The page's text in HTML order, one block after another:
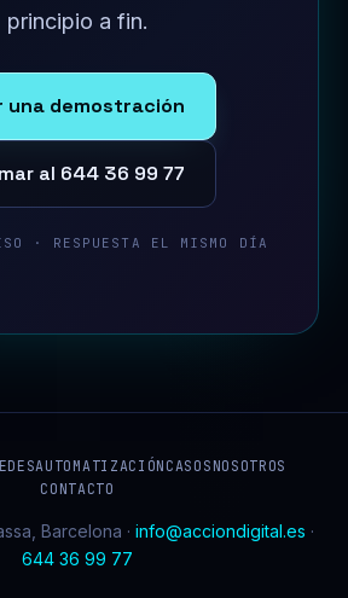
principio a fin.
una demostración
al 644 36 99 77
· RESPUESTA EL MISMO DÍA
AUTOMATIZACIÓN CASOS NOSOTROS
CONTACTO
Barcelona · info@acciondigital.es ·
644 36 99 77